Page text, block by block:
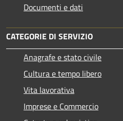
Documenti e dati
CATEGORIE DI SERVIZIO
Anagrafe e stato civile
Cultura e tempo libero
Vita lavorativa
Imprese e Commercio